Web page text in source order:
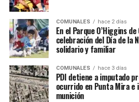
COMUNALES hace 2 días
En el Parque O’Higgins
celebración del Día de la
solidario y familiar
COMUNALES hace 3 días
PDI detiene a imputado
ocurrido en Punta Mira
munición